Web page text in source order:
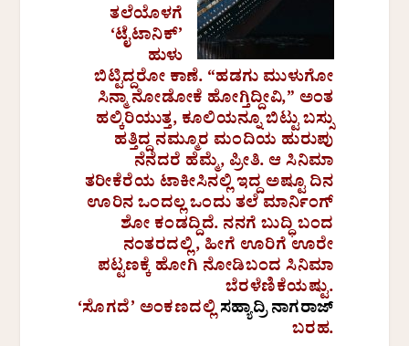
ತಲೆಯೊಳಗೆ
‘ಟೈಟಾನಿಕ್’
ಹುಳು
ಬಿಟ್ಟಿದ್ದರೋ ಕಾಣೆ. “ಹಡಗು ಮುಳುಗೋ
ಸಿನ್ಮಾ ನೋಡೋಕೆ ಹೋಗ್ತಿದ್ದೀವಿ,” ಅಂತ
ಹಲ್ಕಿರಿಯುತ್ತ, ಕೂಲಿಯನ್ನೂ ಬಿಟ್ಟು ಬಸ್ಸು
ಹತ್ತಿದ್ದ ನಮ್ಮೂರ ಮಂದಿಯ ಹುರುಪು
ನೆನೆದರೆ ಹೆಮ್ಮೆ, ಪ್ರೀತಿ. ಆ ಸಿನಿಮಾ
ತರೀಕೆರೆಯ ಟಾಕೀಸಿನಲ್ಲಿ ಇದ್ದ ಅಷ್ಟೂ ದಿನ
ಊರಿನ ಒಂದಲ್ಲ ಒಂದು ತಲೆ ಮಾರ್ನಿಂಗ್
ಶೋ ಕಂಡದ್ದಿದೆ. ನನಗೆ ಬುದ್ಧಿ ಬಂದ
ನಂತರದಲ್ಲಿ, ಹೀಗೆ ಊರಿಗೆ ಊರೇ
ಪಟ್ಟಣಕ್ಕೆ ಹೋಗಿ ನೋಡಿಬಂದ ಸಿನಿಮಾ
ಬೆರಳೆಣಿಕೆಯಷ್ಟು.
‘ಸೊಗದೆ’ ಅಂಕಣದಲ್ಲಿಸಹ್ಯಾದ್ರಿ ನಾಗರಾಜ್
ಬರಹ.